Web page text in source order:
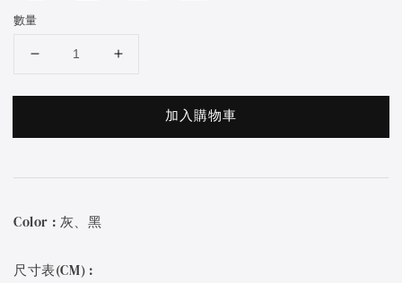
數量
加入購物車
Color : 灰、黑
尺寸表(CM) :